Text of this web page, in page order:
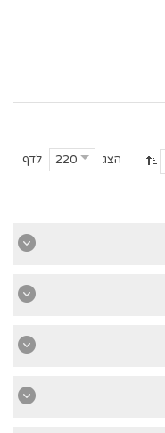
הצג 220 לדף